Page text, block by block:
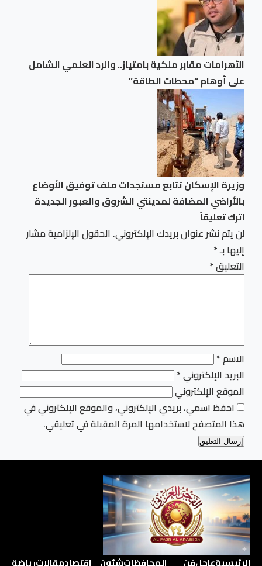
الأهرامات مقابر ملكية بامتياز.. والرد العلمي الشامل
على أوهام “محطات الطاقة”
وزيرة الإسكان تتابع مستجدات ملف توفيق الأوضاع
بالأراضي المضافة لمدينتي الشروق والعبور الجديدة
اترك تعليقاً
لن يتم نشر عنوان بريدك الإلكتروني. الحقول الإلزامية مشار
إليها بـ*
التعليق*
الاسم*
البريد الإلكتروني*
الموقع الإلكتروني
احفظ اسمي، بريدي الإلكتروني، والموقع الإلكتروني في
هذا المتصفح لاستخدامها المرة المقبلة في تعليقي.